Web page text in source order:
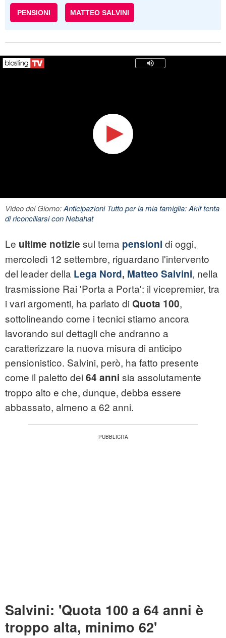
PENSIONI MATTEO SALVINI
Video del Giorno:Anticipazioni Tutto per la mia famiglia: Akif tenta
di riconciliarsi con Nebahat
Le ultime notizie sul tema pensioni di oggi,
mercoledì 12 settembre, riguardano l'intervento
del leader della Lega Nord, Matteo Salvini, nella
trasmissione Rai 'Porta a Porta': il vicepremier, tra
i vari argomenti, ha parlato di Quota 100,
sottolineando come i tecnici stiamo ancora
lavorando sui dettagli che andranno a
caratterizzare la nuova misura di anticipo
pensionistico. Salvini, però, ha fatto presente
come il paletto dei 64 anni sia assolutamente
troppo alto e che, dunque, debba essere
abbassato, almeno a 62 anni.
Salvini: 'Quota 100 a 64 anni è
troppo alta, minimo 62'